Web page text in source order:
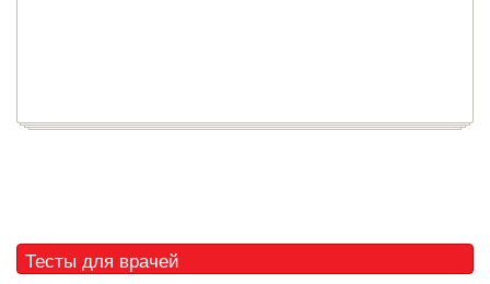
Тесты для врачей